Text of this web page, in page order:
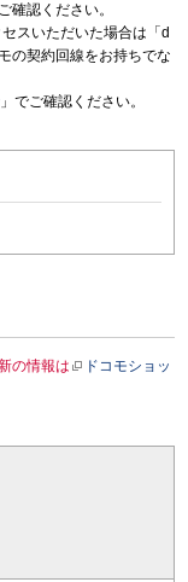
確認ください。
スいただいた場合は「d
の契約回線をお持ちでな
」でご確認ください。
の情報は
ドコモショッ